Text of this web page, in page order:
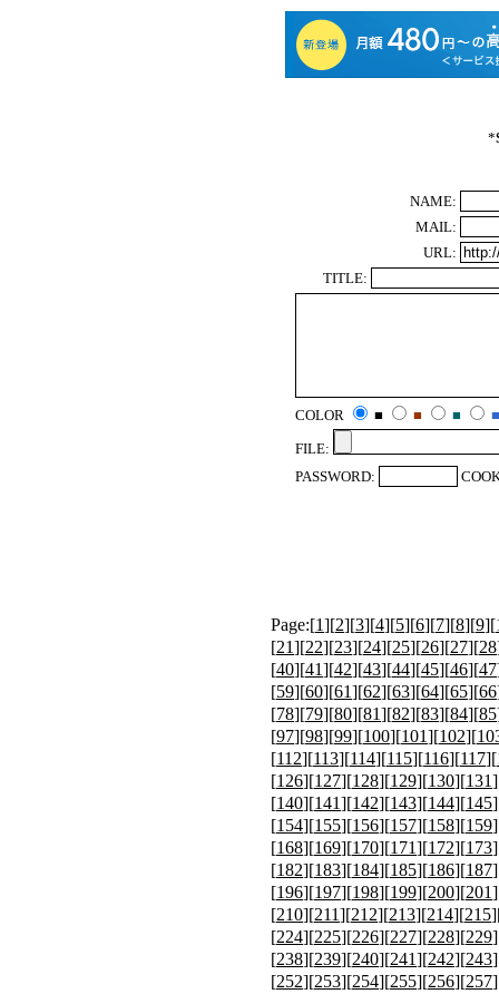
*
NAME:
MAIL:
URL:
TITLE:
COLOR ■ ■ ■
■
FILE:
PASSWORD:
Page:[1][2][3][4][5][6][7][8][9][
[21][22][23][24][25][26][27][28
[40][41][42][43][44][45][46][47
[59][60][61][62][63][64][65][66
[78][79][80][81][82][83][84][85
[97][98][99][100][101][102][
[112][113][114][115][116][117][
[126][127][128][129][130][131
[140][141][142][143][144][145
[154][155][156][157][158][159
[168][169][170][171][172][173
[182][183][184][185][186][187
[196][197][198][199][200][201
[210][211][212][213][214][215
[224][225][226][227][228][229
[238][239][240][241][242][243
[252][253][254][255][256][257